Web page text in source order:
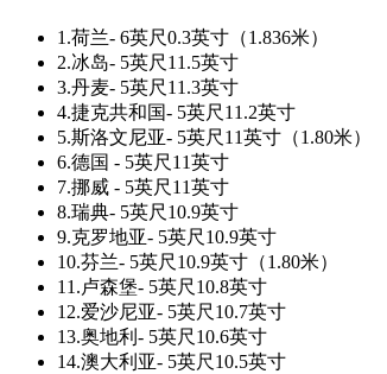
1.荷兰- 6英尺0.3英寸（1.836米）
2.冰岛- 5英尺11.5英寸
3.丹麦- 5英尺11.3英寸
4.捷克共和国- 5英尺11.2英寸
5.斯洛文尼亚- 5英尺11英寸（1.80米）
6.德国 - 5英尺11英寸
7.挪威 - 5英尺11英寸
8.瑞典- 5英尺10.9英寸
9.克罗地亚- 5英尺10.9英寸
10.芬兰- 5英尺10.9英寸（1.80米）
11.卢森堡- 5英尺10.8英寸
12.爱沙尼亚- 5英尺10.7英寸
13.奥地利- 5英尺10.6英寸
14.澳大利亚- 5英尺10.5英寸